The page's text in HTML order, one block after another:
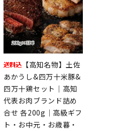
【高知名物】土佐
あかうし&四万十米豚&
四万十鶏セット｜高知
代表お肉ブランド詰め
合せ 各200g｜高級ギフ
ト・お中元・お歳暮・